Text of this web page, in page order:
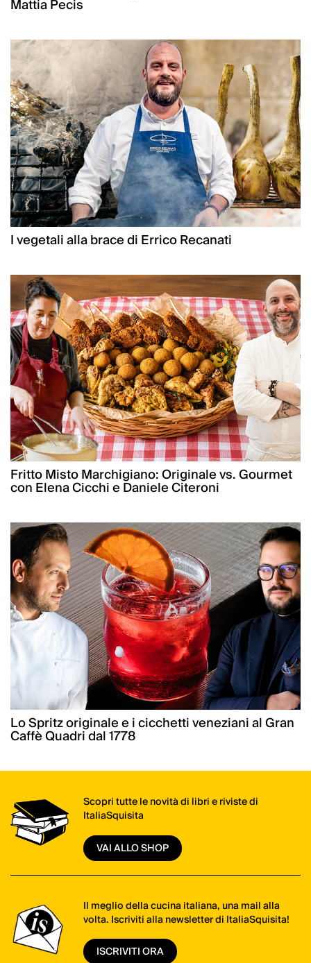
Mattia Pecis
I vegetali alla brace di Errico Recanati
Fritto Misto Marchigiano: Originale vs. Gourmet
con Elena Cicchi e Daniele Citeroni
Lo Spritz originale e i cicchetti veneziani al Gran
Caffè Quadri dal 1778
Scopri tutte le novità di libri e riviste di
ItaliaSquisita
VAI ALLO SHOP
Il meglio della cucina italiana, una mail alla
volta. Iscriviti alla newsletter di ItaliaSquisita!
ISCRIVITI ORA